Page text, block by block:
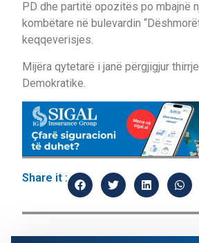
PD dhe partitë opozitës po mbajnë
kombëtare në bulevardin
keqqeverisjes.
Mijëra qytetarë i janë përgjigjur
Demokratike.
Share it :